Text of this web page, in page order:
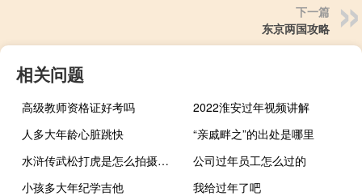
下一篇
东京两国攻略
相关问题
高级教师资格证好考吗
2022淮安过年视频讲解
人多大年龄心脏跳快
“亲戚畔之”的出处是哪里
水浒传武松打虎是怎么拍摄的（水浒传武松打虎是第几集）
公司过年员工怎么过的
小孩多大年纪学吉他
我给过年了吧